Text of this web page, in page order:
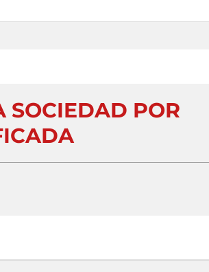
SOCIEDAD POR